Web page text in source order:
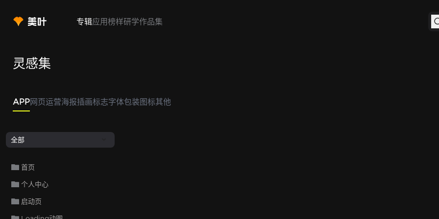
专辑应用榜样研学作品集
灵感集
APP网页运营海报插画标志字体包装图标其他
全部
首页
个人中心
启动页